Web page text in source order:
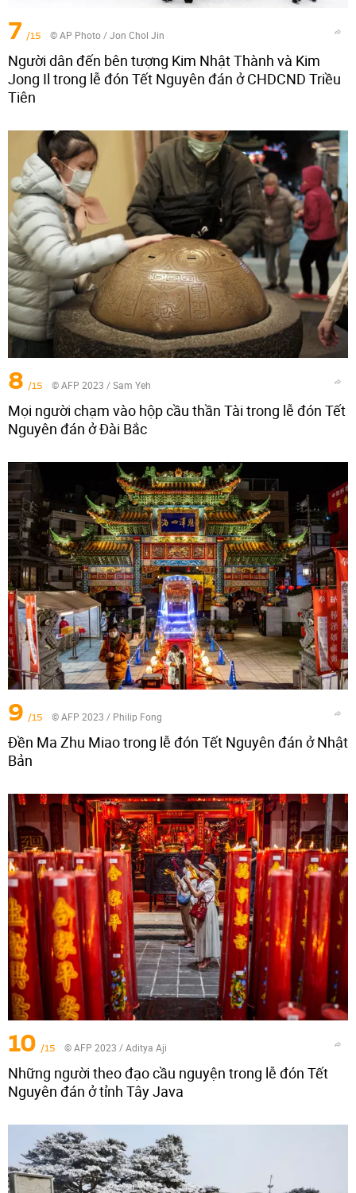
7 /15 © AP Photo / Jon Chol Jin
Người dân đến bên tượng Kim Nhật Thành và Kim
Jong Il trong lễ đón Tết Nguyên đán ở CHDCND Triều
Tiên
8 /15 © AFP 2023 / Sam Yeh
Mọi người chạm vào hộp cầu thần Tài trong lễ đón Tết
Nguyên đán ở Đài Bắc
9 /15 © AFP 2023 / Philip Fong
Đền Ma Zhu Miao trong lễ đón Tết Nguyên đán ở Nhật
Bản
10 /15 © AFP 2023 / Aditya Aji
Những người theo đạo cầu nguyện trong lễ đón Tết
Nguyên đán ở tỉnh Tây Java